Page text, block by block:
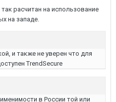
расчитан на использование
на западе.
и также не уверен что для
TrendSecure
в России той или